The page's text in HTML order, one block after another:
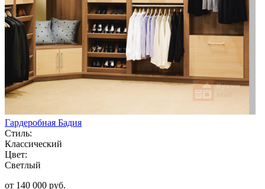
Гардеробная Бадия
Стиль:
Классический
Цвет:
Светлый
от 140 000 руб.